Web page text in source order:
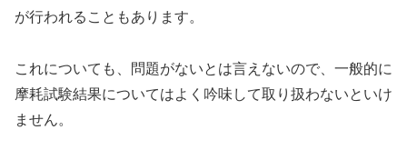
が行われることもあります。
これについても、問題がないとは言えないので、一般的に
摩耗試験結果についてはよく吟味して取り扱わないといけ
ません。